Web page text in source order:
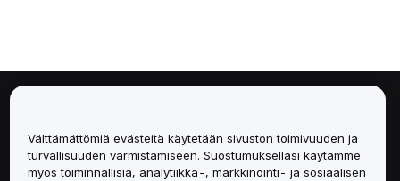
Palvelut
Välttämättömiä evästeitä käytetään sivuston toimivuuden ja
turvallisuuden varmistamiseen. Suostumuksellasi käytämme
myös toiminnallisia, analytiikka-, markkinointi- ja sosiaalisen